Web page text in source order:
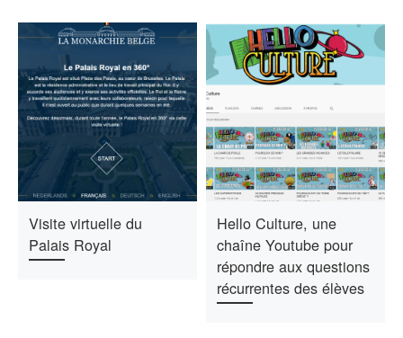
Visite virtuelle du
Palais Royal
Hello Culture, une
chaîne Youtube pour
répondre aux questions
récurrentes des élèves